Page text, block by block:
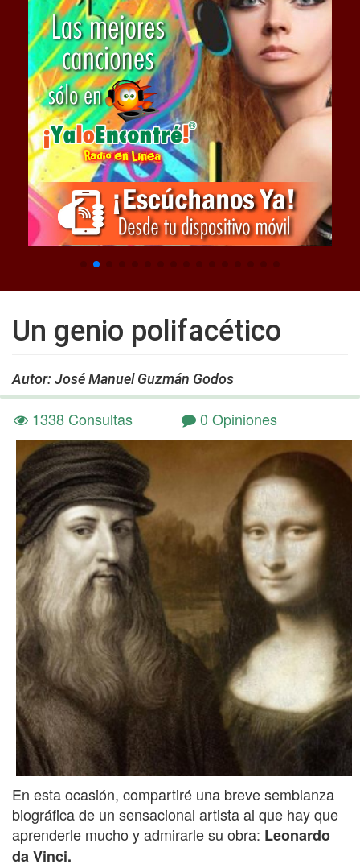
Un genio polifacético
Autor: José Manuel Guzmán Godos
1338 Consultas 0 Opiniones
En esta ocasión, compartiré una breve semblanza
biográfica de un sensacional artista al que hay que
aprenderle mucho y admirarle su obra: Leonardo
da Vinci.